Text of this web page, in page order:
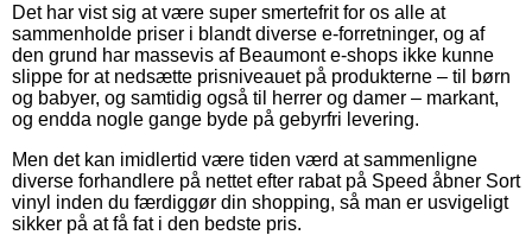
Det har vist sig at være super smertefrit for os alle at
sammenholde priser i blandt diverse e-forretninger, og af
den grund har massevis af Beaumont e-shops ikke kunne
slippe for at nedsætte prisniveauet på produkterne – til børn
og babyer, og samtidig også til herrer og damer – markant,
og endda nogle gange byde på gebyrfri levering.
Men det kan imidlertid være tiden værd at sammenligne
diverse forhandlere på nettet efter rabat på Speed åbner Sort
vinyl inden du færdiggør din shopping, så man er usvigeligt
sikker på at få fat i den bedste pris.